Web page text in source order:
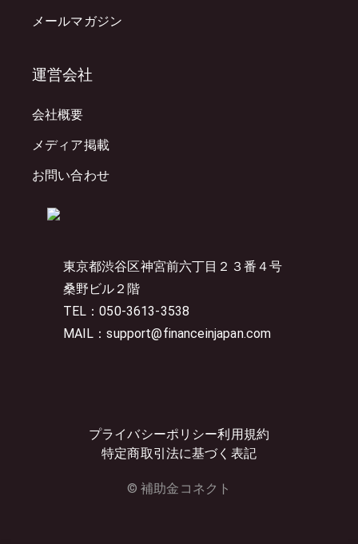
東京都渋谷区神宮前六丁目２３番４号
桑野ビル２階
TEL：050-3613-3538
MAIL：support@financeinjapan.com
プライバシーポリシー利用規約
特定商取引法に基づく表記
© 補助金コネクト
メールマガジン
運営会社
会社概要
メディア掲載
お問い合わせ